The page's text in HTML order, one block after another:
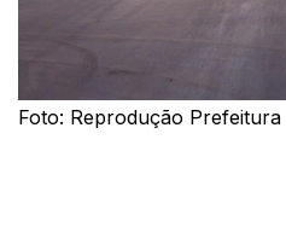
Foto: Reprodução Prefeitura